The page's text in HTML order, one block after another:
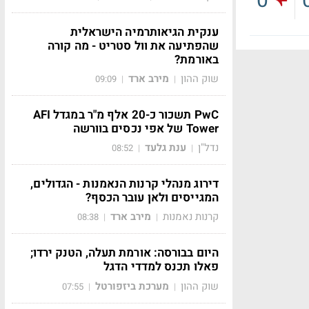
ענקית הגיאותרמיה הישראלית
שהפתיעה את וול סטריט - מה קורה
באורמת?
שוק ההון | מירב ארד |
09:09
PwC תשכור כ-20 אלף מ"ר במגדל AFI
Tower של אפי נכסים בוורשה
נדל"ן | ענת גלעד |
08:52
דירוג מנהלי קרנות הנאמנות - הגדולים,
המגייסים ולאן עובר הכסף?
קרנות נאמנות | מירב ארד |
08:38
היום בבורסה: אורמת תעלה, הטנק ירדו;
פאלו תכנס למדדי הדגל
שוק ההון | מערכת ביזפורטל |
07:55